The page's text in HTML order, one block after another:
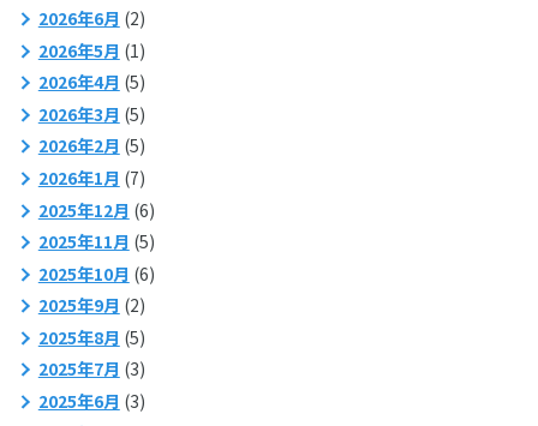
2026年6月 (2)
2026年5月 (1)
2026年4月 (5)
2026年3月 (5)
2026年2月 (5)
2026年1月 (7)
2025年12月 (6)
2025年11月 (5)
2025年10月 (6)
2025年9月 (2)
2025年8月 (5)
2025年7月 (3)
2025年6月 (3)